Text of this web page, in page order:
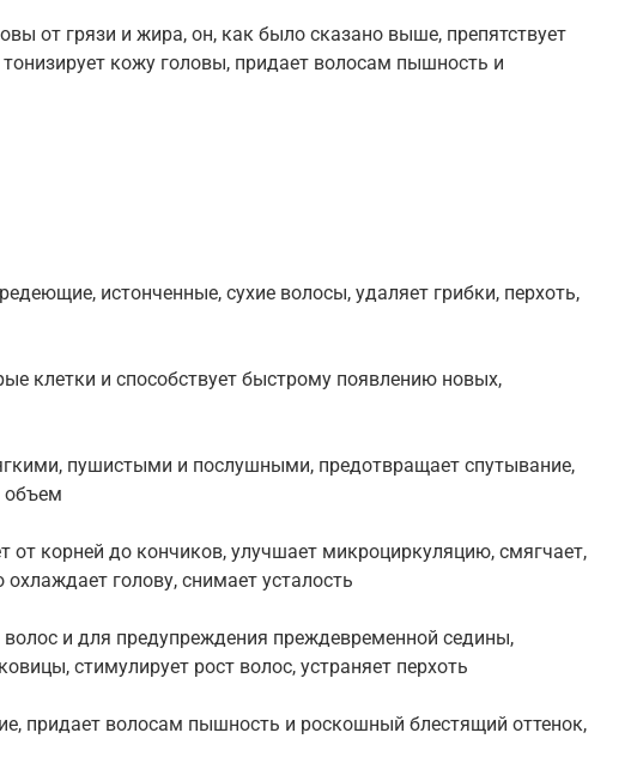
от грязи и жира, он, как было сказано выше, препятствует
кожу головы, придает волосам пышность и
истонченные, сухие волосы, удаляет грибки, перхоть,
клетки и способствует быстрому появлению новых,
пушистыми и послушными, предотвращает спутывание,
объем
корней до кончиков, улучшает микроциркуляцию, смягчает,
голову, снимает усталость
и для предупреждения преждевременной седины,
стимулирует рост волос, устраняет перхоть
придает волосам пышность и роскошный блестящий оттенок,